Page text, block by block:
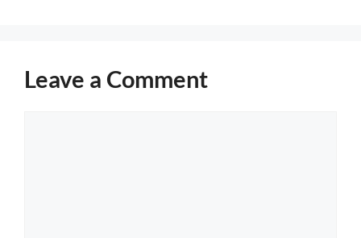
Leave a Comment